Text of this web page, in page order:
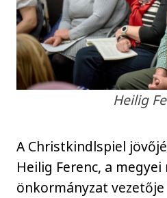
Heilig
A Christkindlspiel
Heilig Ferenc, a
önkormányzat